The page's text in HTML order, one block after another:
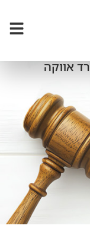
אווקה